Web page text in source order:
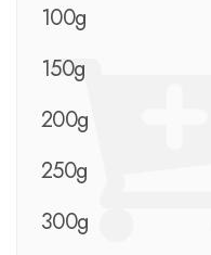
100g
150g
200g
250g
300g